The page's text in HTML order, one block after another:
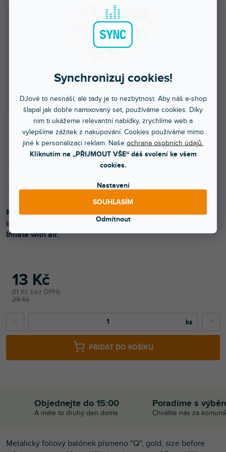
Synchronizuj cookies!
DJové to nesnáší, ale tady je to nezbytnost. Aby náš e-shop
šlapal jak dobře namixovaný set, používáme cookies. Díky
nim ti ukážeme relevantní nabídky, zrychlíme web a
vylepšíme zážitek z nakupování. Cookies používáme mimo
jiné k personalizaci reklam. Naše ochrana osobních údajů.
Kliknutím na „PŘIJMOUT VŠE“ dáš svolení ke všem
cookies.
Nastavení
Odmítnout
SOUHLASÍM
29 Kč
13 Kč
11 Kč bez DPH
Skladem na prodejně
PŘIDAT DO KOŠÍKU
Metalický foliový balónek písmeno ''Q'', gold, size before
inflation approx. 40 cm (16''), height approx. 35 cm (14'')
Inflate with air.
Objednejte do 15:00
A máte to druhý den doma
Poradíme s
Chválíte nás za
Metalický foliový balónek písmeno ''Q'', gold, size before